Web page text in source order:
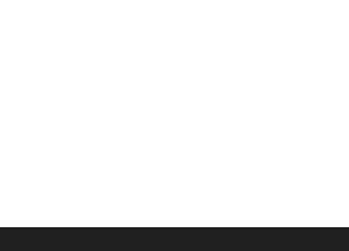
Vienkartinės elektroninės cigaretės